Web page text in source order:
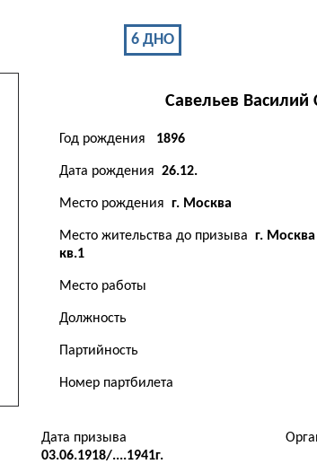
6 ДНО
Савельев Василий
Год рождения 1896
Дата рождения 26.12.
Место рождения г. Москва
Место жительства до призыва г.
кв.1
Место работы
Должность
Партийность
Номер партбилета
Дата призыва
03.06.1918/....1941г.